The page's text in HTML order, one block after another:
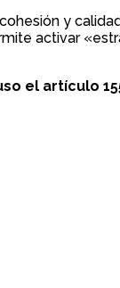
y
activar
el artículo